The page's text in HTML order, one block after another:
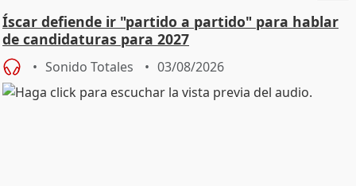
Íscar defiende ir "partido a partido" para hablar
de candidaturas para 2027
Sonido Totales 03/08/2026